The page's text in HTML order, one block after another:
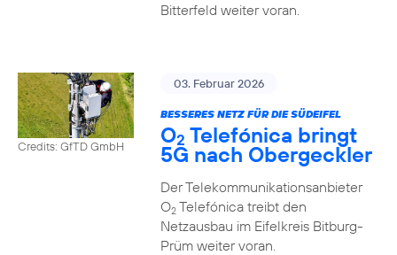
Bitterfeld weiter voran.
Credits: GfTD GmbH
03. Februar 2026
BESSERES NETZ FÜR DIE SÜDEIFEL
O2 Telefónica bringt
5G nach Obergeckler
Der Telekommunikationsanbieter
O2Telefónica treibt den
Netzausbau im Eifelkreis Bitburg-
Prüm weiter voran.